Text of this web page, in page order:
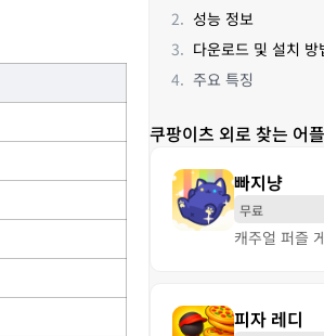
성능 정보
다운로드 및 설치 방
주요 특징
쿠팡이츠 외로 찾는 어
빠지냥
무료
캐주얼 퍼즐
피자 레디